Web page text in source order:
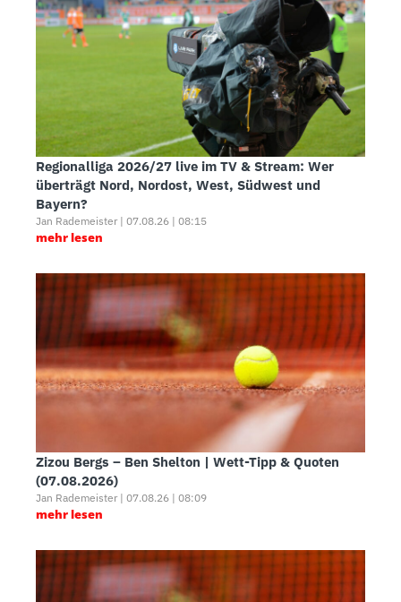
Regionalliga 2026/27 live im TV & Stream: Wer
überträgt Nord, Nordost, West, Südwest und
Bayern?
Jan Rademeister | 07.08.26 | 08:15
mehr lesen
Zizou Bergs – Ben Shelton | Wett-Tipp & Quoten
(07.08.2026)
Jan Rademeister | 07.08.26 | 08:09
mehr lesen